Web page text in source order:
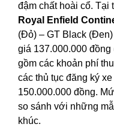
đậm chất hoài cổ. Tại
Royal Enfield
(Đỏ) – GT Black
giá 137.000.000 đồng
gồm các khoản phí
các thủ tục đăng ký
150.000.000 đồng.
so sánh với những
khúc.